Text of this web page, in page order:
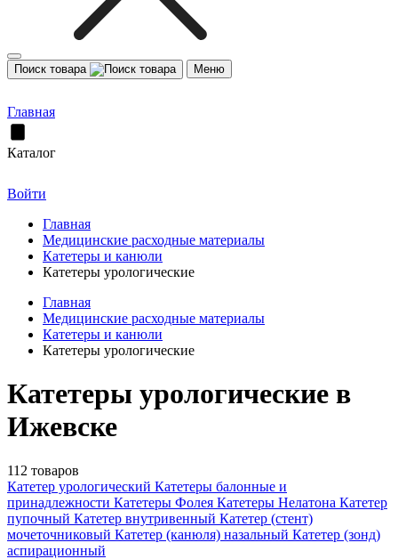
Поиск товара Меню
Главная
Каталог
Войти
Главная
Медицинские расходные материалы
Катетеры и канюли
Катетеры урологические
Главная
Медицинские расходные материалы
Катетеры и канюли
Катетеры урологические
Катетеры урологические в
Ижевске
112 товаров
Катетер урологический Катетеры балонные и
принадлежности Катетеры Фолея Катетеры Нелатона Катетер
пупочный Катетер внутривенный Катетер (стент)
мочеточниковый Катетер (канюля) назальный Катетер (зонд)
аспирационный